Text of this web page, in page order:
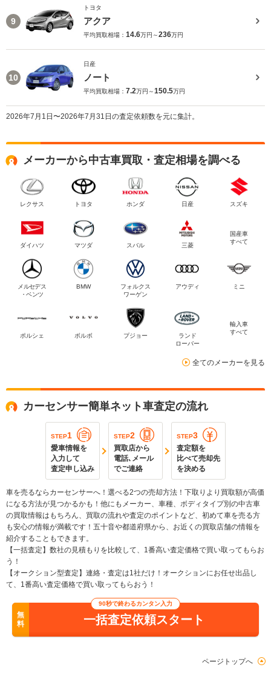
9
トヨタ
アクア
平均買取相場： 14.6万円～236万円
10
日産
ノート
平均買取相場： 7.2万円～150.5万円
2026年7月1日〜2026年7月31日の査定依頼数を元に集計。
メーカーから中古車買取・査定相場を調べる
レクサス トヨタ ホンダ 日産 スズキ
ダイハツ マツダ スバル 三菱
国産車
すべて
メルセデス
・ベンツ
BMW
フォルクス
ワーゲン
アウディ ミニ
ポルシェ ボルボ プジョー
ランド
ローバー
輸入車
すべて
全てのメーカーを見る
カーセンサー簡単ネット車査定の流れ
STEP1
愛車情報を
入力して
査定申し込み
STEP2
買取店から
電話､メール
でご連絡
STEP3
査定額を
比べて売却先
を決める
車を売るならカーセンサーへ！選べる2つの売却方法！下取りより買取額が高価
になる方法が見つかるかも！他にもメーカー、車種、ボディタイプ別の中古車
の買取情報はもちろん、買取の流れや査定のポイントなど、初めて車を売る方
も安心の情報が満載です！五十音や都道府県から、お近くの買取店舗の情報を
紹介することもできます。
【一括査定】数社の見積もりを比較して、1番高い査定価格で買い取ってもらお
う！
【オークション型査定】連絡・査定は1社だけ！オークションにお任せ出品し
て、1番高い査定価格で買い取ってもらおう！
無
料
90秒で終わるカンタン入力
一括査定依頼スタート
ページトップへ